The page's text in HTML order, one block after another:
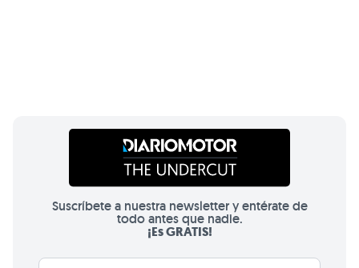
Suscríbete a nuestra newsletter y entérate de
todo antes que nadie.
¡Es GRATIS!